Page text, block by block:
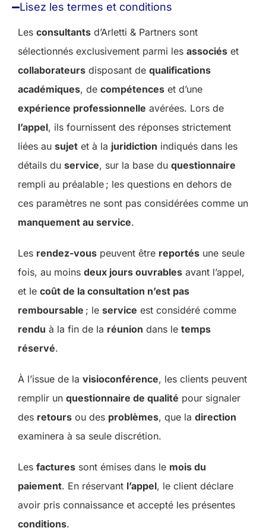
Lisez les termes et conditions
Les consultants d’Arletti & Partners sont
sélectionnés exclusivement parmi les associés et
collaborateurs disposant de qualifications
académiques, de compétences et d’une
expérience professionnelle avérées. Lors de
l’appel, ils fournissent des réponses strictement
liées au sujet et à la juridiction indiqués dans les
détails du service, sur la base du questionnaire
rempli au préalable ; les questions en dehors de
ces paramètres ne sont pas considérées comme un
manquement au service.
Les rendez-vous peuvent être reportés une seule
fois, au moins deux jours ouvrables avant l’appel,
et le coût de la consultation n’est pas
remboursable ; le service est considéré comme
rendu à la fin de la réunion dans le temps
réservé.
À l’issue de la visioconférence, les clients peuvent
remplir un questionnaire de qualité pour signaler
des retours ou des problèmes, que la direction
examinera à sa seule discrétion.
Les factures sont émises dans le mois du
paiement. En réservant l’appel, le client déclare
avoir pris connaissance et accepté les présentes
conditions.